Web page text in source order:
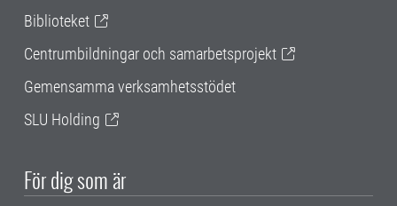
Biblioteket
Centrumbildningar och samarbetsprojekt
Gemensamma verksamhetsstödet
SLU Holding
För dig som är